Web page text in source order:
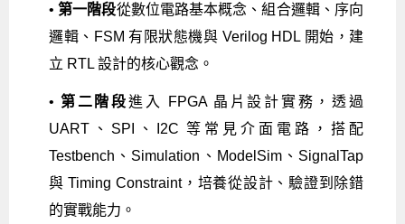
•第一階段從數位電路基本概念、組合邏輯、序向
邏輯、FSM 有限狀態機與 Verilog HDL 開始，建
立 RTL 設計的核心觀念。
• 第二階段進入 FPGA 晶片設計實務，透過
UART、SPI、I2C 等常見介面電路，搭配
Testbench、Simulation、ModelSim、SignalTap
與 Timing Constraint，培養從設計、驗證到除錯
的實戰能力。